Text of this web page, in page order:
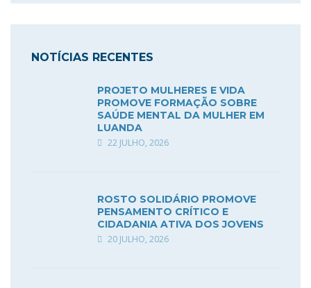
NOTÍCIAS RECENTES
PROJETO MULHERES E VIDA
PROMOVE FORMAÇÃO SOBRE
SAÚDE MENTAL DA MULHER EM
LUANDA
22 JULHO, 2026
ROSTO SOLIDÁRIO PROMOVE
PENSAMENTO CRÍTICO E
CIDADANIA ATIVA DOS JOVENS
20 JULHO, 2026